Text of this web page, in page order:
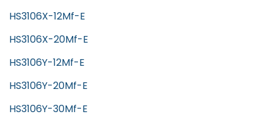
HS3106X-12Mf-E
HS3106X-20Mf-E
HS3106Y-12Mf-E
HS3106Y-20Mf-E
HS3106Y-30Mf-E